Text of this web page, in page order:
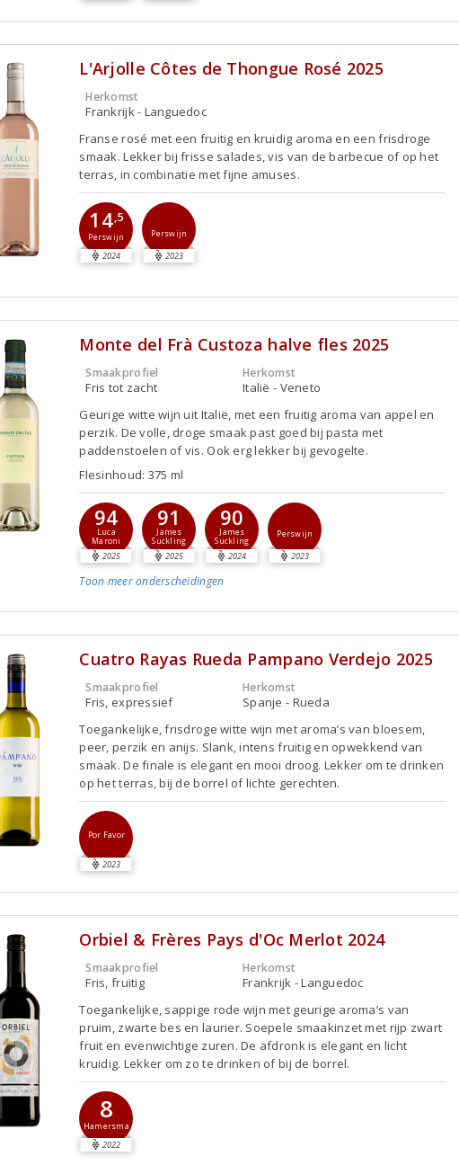
L'Arjolle Côtes de Thongue Rosé 2025
Herkomst
Frankrijk - Languedoc
Franse rosé met een fruitig en kruidig aroma en een frisdroge
smaak. Lekker bij frisse salades, vis van de barbecue of op het
terras, in combinatie met fijne amuses.
14,5
Perswijn
2024
Perswijn
2023
Monte del Frà Custoza halve fles 2025
Smaakprofiel
Fris tot zacht
Herkomst
Italië - Veneto
Geurige witte wijn uit Italië, met een fruitig aroma van appel en
perzik. De volle, droge smaak past goed bij pasta met
paddenstoelen of vis. Ook erg lekker bij gevogelte.
Flesinhoud: 375 ml
94
Luca
Maroni
2025
91
James
Suckling
2025
90
James
Suckling
2024
Perswijn
2023
Toon meeronderscheidingen
Cuatro Rayas Rueda Pampano Verdejo 2025
Smaakprofiel
Fris, expressief
Herkomst
Spanje - Rueda
Toegankelijke, frisdroge witte wijn met aroma’s van bloesem,
peer, perzik en anijs. Slank, intens fruitig en opwekkend van
smaak. De finale is elegant en mooi droog. Lekker om te drinken
op het terras, bij de borrel of lichte gerechten.
Por Favor
2023
Orbiel & Frères Pays d'Oc Merlot 2024
Smaakprofiel
Fris, fruitig
Herkomst
Frankrijk - Languedoc
Toegankelijke, sappige rode wijn met geurige aroma’s van
pruim, zwarte bes en laurier. Soepele smaakinzet met rijp zwart
fruit en evenwichtige zuren. De afdronk is elegant en licht
kruidig. Lekker om zo te drinken of bij de borrel.
8
Hamersma
2022